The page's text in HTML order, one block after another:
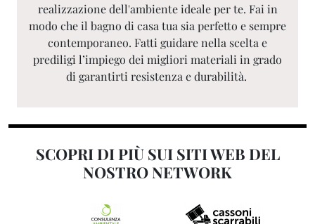
realizzazione dell'ambiente ideale per te. Fai in
modo che il bagno di casa tua sia perfetto e sempre
contemporaneo. Fatti guidare nella scelta e
prediligi l’impiego dei migliori materiali in grado
di garantirti resistenza e durabilità.
SCOPRI DI PIÙ SUI SITI WEB DEL
NOSTRO NETWORK